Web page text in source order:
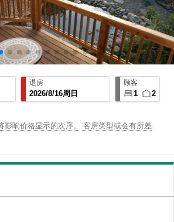
影响价格显示的次序。 客房类型或会有所差
退房
2026/8/16周日
顾客
1 2